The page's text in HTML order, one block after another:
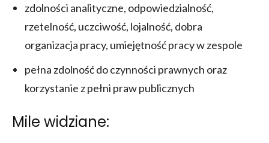
zdolności analityczne, odpowiedzialność,
rzetelność, uczciwość, lojalność, dobra
organizacja pracy, umiejętność pracy w zespole
pełna zdolność do czynności prawnych oraz
korzystanie z pełni praw publicznych
Mile widziane: